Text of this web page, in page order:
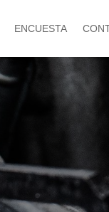
ENCUESTA